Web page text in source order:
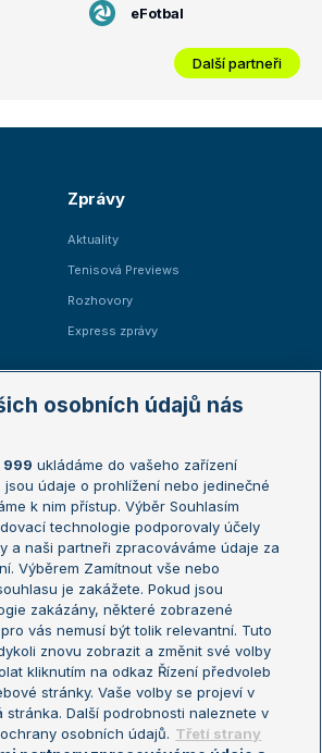
eFotbal
Další partneři
Zprávy
Aktuality
Tenisová Previews
Rozhovory
Express zprávy
Australian Open
French Open
Wimbledon
US Open
Turnaj mistrů
Turnaj mistryň
osobních údajů nás
999 ukládáme do vašeho zařízení
údaje o prohlížení nebo jedinečné
k nim přístup. Výběr Souhlasím
technologie podporovaly účely
a naši partneři zpracováváme údaje za
Výběrem Zamítnout vše nebo
je zakážete. Pokud jsou
zakázány, některé zobrazené
vás nemusí být tolik relevantní. Tuto
znovu zobrazit a změnit své volby
kliknutím na odkaz Řízení předvoleb
stránky. Vaše volby se projeví v
stránka. Další podrobnosti naleznete v
osobních údajů. Třetí strany